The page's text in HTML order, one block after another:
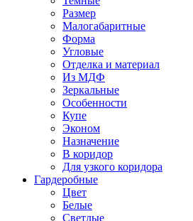
Размер
Малогабаритные
Форма
Угловые
Отделка и материал
Из МДФ
Зеркальные
Особенности
Купе
Эконом
Назначение
В коридор
Для узкого коридора
Гардеробные
Цвет
Белые
Светлые